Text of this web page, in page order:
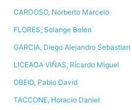
CARDOSO, Norberto Marcelo
FLORES, Solange Belen
GARCIA, Diego Alejandro Sebastian
LICEAGA VIÑAS, Ricardo Miguel
OBEID, Pablo David
TACCONE, Horacio Daniel